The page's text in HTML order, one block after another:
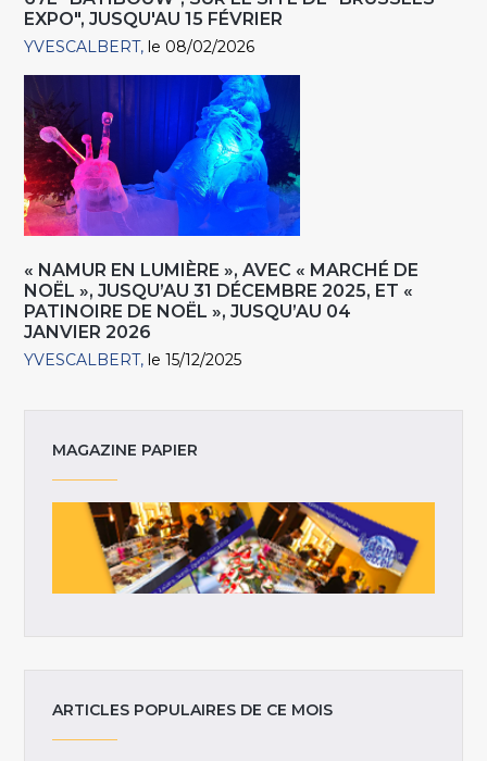
EXPO", JUSQU'AU 15 FÉVRIER
YVESCALBERT le 08/02/2026
« NAMUR EN LUMIÈRE », AVEC « MARCHÉ DE
NOËL », JUSQU’AU 31 DÉCEMBRE 2025, ET «
PATINOIRE DE NOËL », JUSQU’AU 04
JANVIER 2026
YVESCALBERT le 15/12/2025
MAGAZINE PAPIER
ARTICLES POPULAIRES DE CE MOIS